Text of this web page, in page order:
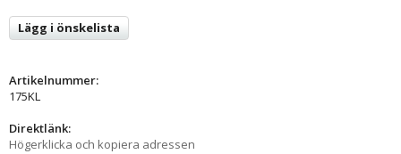
Lägg i önskelista
Artikelnummer:
175KL
Direktlänk:
Högerklicka och kopiera adressen